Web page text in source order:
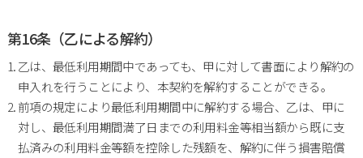
第16条（乙による解約）
乙は、最低利用期間中であっても、甲に対して書面により解約の
申入れを行うことにより、本契約を解約することができる。
前項の規定により最低利用期間中に解約する場合、乙は、甲に
対し、最低利用期間満了日までの利用料金等相当額から既に支
払済みの利用料金等額を控除した残額を、解約に伴う損害賠償